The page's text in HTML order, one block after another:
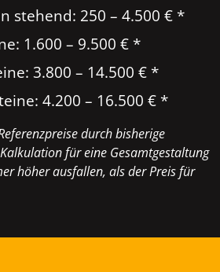
stehend: 250 – 4.500 € *
1.600 – 9.500 € *
3.800 – 14.500 € *
4.200 – 16.500 € *
durch bisherige
für eine Gesamtgestaltung
höher ausfallen, als der Preis für